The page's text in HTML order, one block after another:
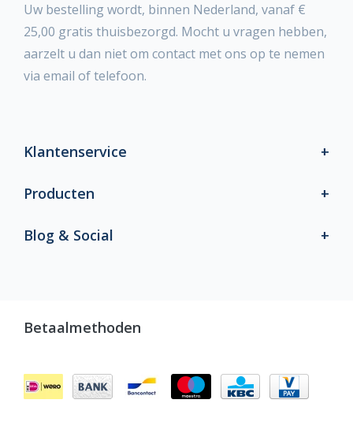
Uw bestelling wordt, binnen Nederland, vanaf €
25,00 gratis thuisbezorgd. Mocht u vragen hebben,
aarzelt u dan niet om contact met ons op te nemen
via email of telefoon.
Klantenservice
Producten
Blog & Social
Betaalmethoden